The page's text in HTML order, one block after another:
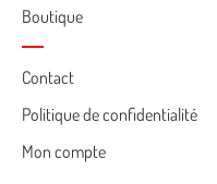
Boutique
Cemea
footer
Contact
Politique de confidentialité
Mon compte